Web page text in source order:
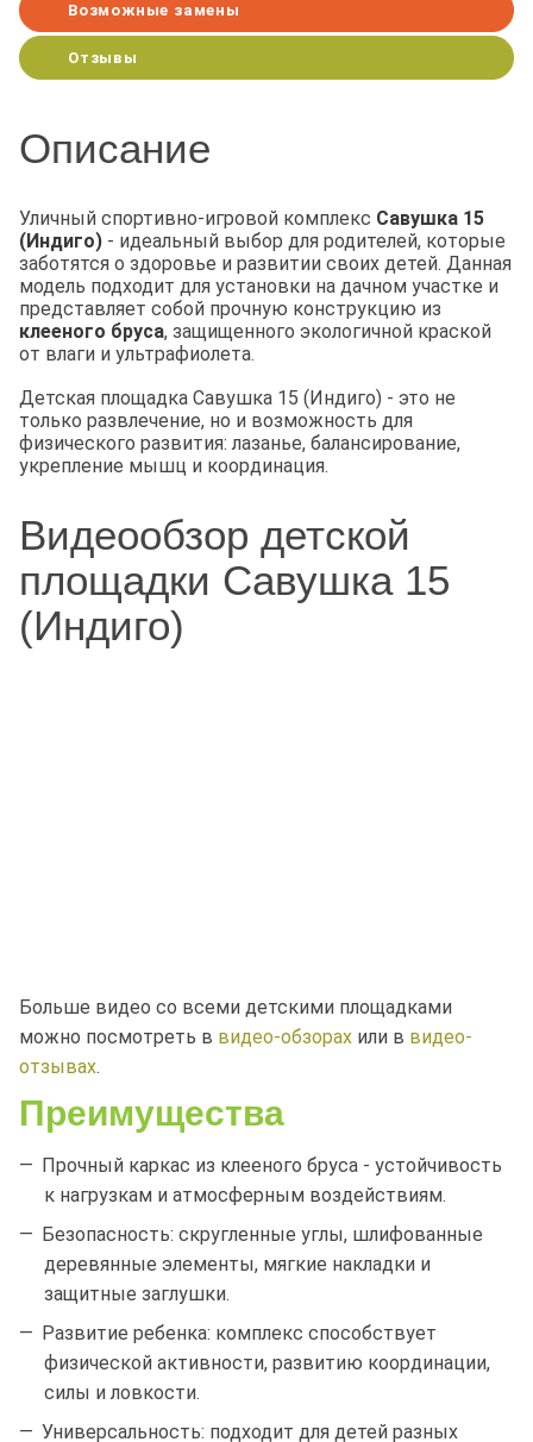
Возможные замены
Отзывы
Описание
Уличный спортивно-игровой комплекс Савушка 15
(Индиго) - идеальный выбор для родителей, которые
заботятся о здоровье и развитии своих детей. Данная
модель подходит для установки на дачном участке и
представляет собой прочную конструкцию из
клееного бруса, защищенного экологичной краской
от влаги и ультрафиолета.
Детская площадка Савушка 15 (Индиго) - это не
только развлечение, но и возможность для
физического развития: лазанье, балансирование,
укрепление мышц и координация.
Видеообзор детской
площадки Савушка 15
(Индиго)
Больше видео со всеми детскими площадками
можно посмотреть в видео-обзорах или в видео-
отзывах.
Преимущества
Прочный каркас из клееного бруса - устойчивость
к нагрузкам и атмосферным воздействиям.
Безопасность: скругленные углы, шлифованные
деревянные элементы, мягкие накладки и
защитные заглушки.
Развитие ребенка: комплекс способствует
физической активности, развитию координации,
силы и ловкости.
Универсальность: подходит для детей разных